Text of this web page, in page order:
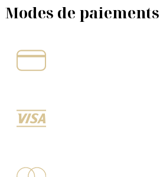
Modes de paiements